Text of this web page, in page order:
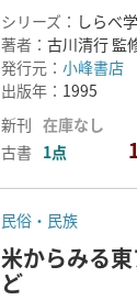
シリーズ： しらべ
著者： 古川清行 監
発行元： 小峰書店
出版年： 1995
新刊 在庫なし
古書 1点
民俗・民族
米からみる
ど